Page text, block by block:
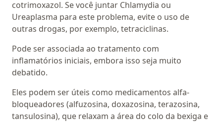
cotrimoxazol. Se você juntar Chlamydia ou
Ureaplasma para este problema, evite o uso de
outras drogas, por exemplo, tetraciclinas.
Pode ser associada ao tratamento com
inflamatórios iniciais, embora isso seja muito
debatido.
Eles podem ser úteis como medicamentos alfa-
bloqueadores (alfuzosina, doxazosina, terazosina,
tansulosina), que relaxam a área do colo da bexiga e